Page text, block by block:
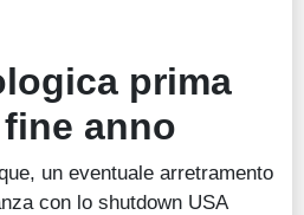
prima
anno
un eventuale arretramento
con lo shutdown USA